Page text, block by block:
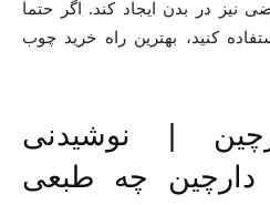
در بدن ایجاد کند. اگر حتما
کنید، بهترین راه خرید چوب
| نوشیدنی
چه طبعی